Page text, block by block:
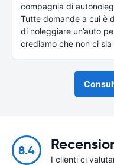
compagnia di
Tutte domande a cui è
di noleggiare un’auto
crediamo che non ci
8.4
I clienti ci